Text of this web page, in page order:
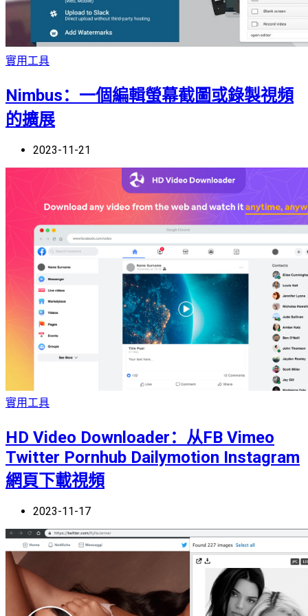
實用工具
Nimbus：一個編輯螢幕截圖或錄製視頻
的擴展
2023-11-21
實用工具
HD Video Downloader：从FB Vimeo
Twitter Pornhub Dailymotion Instagram
網頁下載視頻
2023-11-17